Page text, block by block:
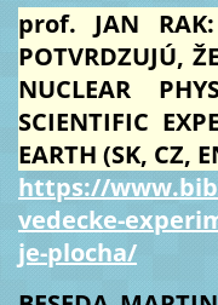
prof. JAN RAK:
POTVRDZUJÚ,
NUCLEAR
SCIENTIFIC
EARTH (SK, CZ,
https://
vedecke-
je-plocha/